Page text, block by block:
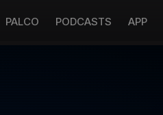
PALCO PODCASTS APP